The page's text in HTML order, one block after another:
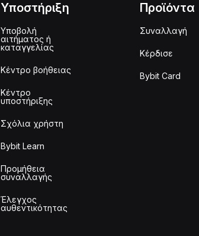
Υποστήριξη
Υποβολή
αιτήματος ή
καταγγελίας
Κέντρο βοήθειας
Κέντρο
υποστήριξης
Σχόλια χρήστη
Bybit Learn
Προμήθεια
συναλλαγής
Έλεγχος
αυθεντικότητας
Προϊόντα
Συναλλαγή
Κέρδισε
Bybit Card